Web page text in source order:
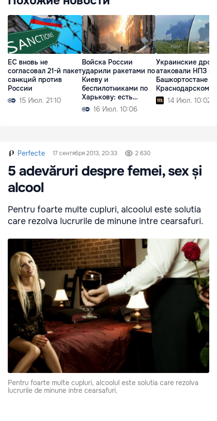
ЕС вновь не
согласовал 21-й пакет
санкций против
России
15 Июл. 21:10
Войска России
ударили ракетами по
Киеву и
беспилотниками по
Харькову: есть
жертвы16 Июл. 10:06
Украинские
атаковали НПЗ в
Башкортостане и
Краснодарском
14 Июл. 10:02
Perfecte 17 сентября 2013, 20:33 2 630
5 adevăruri despre femei, sex și
alcool
Pentru foarte multe cupluri, alcoolul este solutia
care rezolva lucrurile de minune intre cearsafuri.
Pentru foarte multe cupluri, alcoolul este solutia care rezolva
lucrurile de minune intre cearsafuri.